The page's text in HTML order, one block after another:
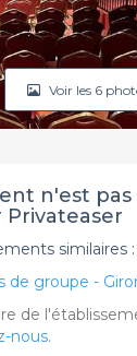
Voir les 6
n'est pas
Privateaser
similaires :
de groupe -
de
nous.